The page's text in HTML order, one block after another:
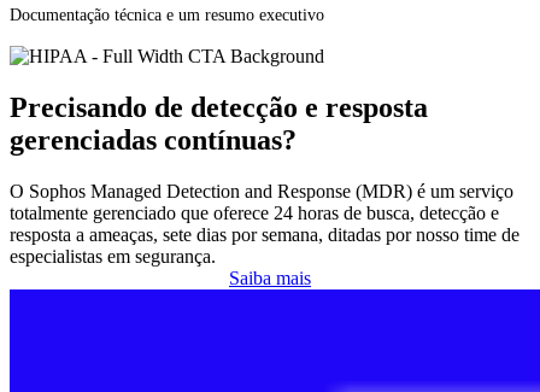
Documentação técnica e um resumo executivo
Precisando de detecção e resposta
gerenciadas contínuas?
O Sophos Managed Detection and Response (MDR) é um serviço
totalmente gerenciado que oferece 24 horas de busca, detecção e
resposta a ameaças, sete dias por semana, ditadas por nosso time de
especialistas em segurança.
Saiba mais